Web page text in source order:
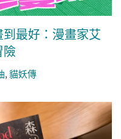
最好：漫畫家艾
,貓妖傳